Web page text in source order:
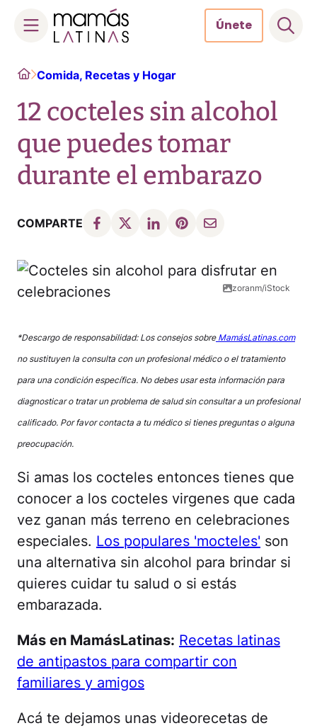
content
Únete
HomeComida, Recetas y Hogar
12 cocteles sin alcohol
que puedes tomar
durante el embarazo
COMPARTE
zoranm/iStock
*Descargo de responsabilidad: Los consejos sobre MamásLatinas.com
no sustituyen la consulta con un profesional médico o el tratamiento
para una condición específica. No debes usar esta información para
diagnosticar o tratar un problema de salud sin consultar a un profesional
calificado. Por favor contacta a tu médico si tienes preguntas o alguna
preocupación.
Si amas los cocteles entonces tienes que
conocer a los cocteles virgenes que cada
vez ganan más terreno en celebraciones
especiales. Los populares 'mocteles' son
una alternativa sin alcohol para brindar si
quieres cuidar tu salud o si estás
embarazada.
Más en MamásLatinas: Recetas latinas
de antipastos para compartir con
familiares y amigos
Acá te dejamos unas videorecetas de